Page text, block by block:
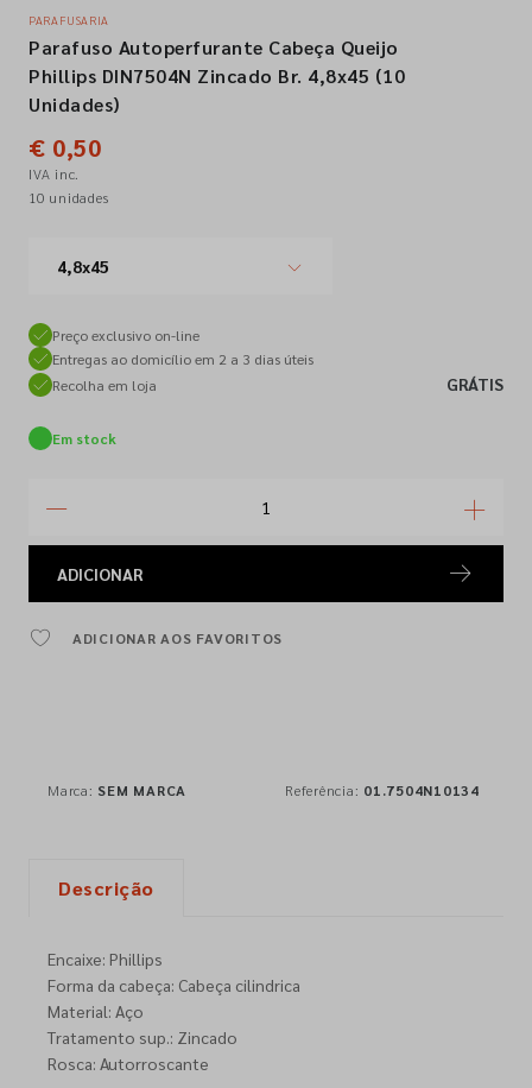
Siga-nos nas redes sociais
PARAFUSARIA
Parafuso Autoperfurante Cabeça Queijo
Phillips DIN7504N Zincado Br. 4,8x45 (10
Unidades)
€ 0,50
IVA inc.
10 unidades
4,8x45
Preço exclusivo on-line
Entregas ao domicílio em 2 a 3 dias úteis
Recolha em loja
GRÁTIS
Em stock
ADICIONAR
ADICIONAR AOS FAVORITOS
Marca: SEM MARCA Referência: 01.7504N10134
Descrição
Encaixe: Phillips
Forma da cabeça: Cabeça cilindrica
Material: Aço
Tratamento sup.: Zincado
Rosca: Autorroscante